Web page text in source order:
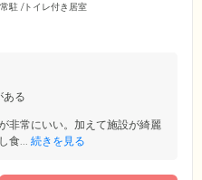
います。夜間のケアが必要なご入居
こを楽しめます。ご自宅のようにの
駐 /トイレ付き居室
ある
非常にいい。加えて施設が綺麗
食... 続きを見る